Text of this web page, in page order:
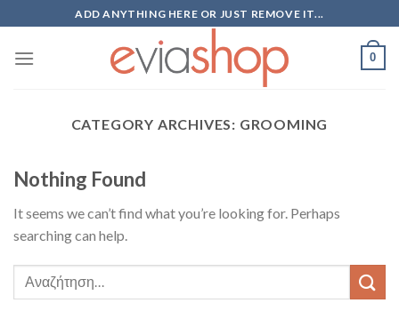
to
content
ADD ANYTHING HERE OR JUST REMOVE IT...
0
CATEGORY ARCHIVES: GROOMING
Nothing Found
It seems we can’t find what you’re looking for. Perhaps
searching can help.